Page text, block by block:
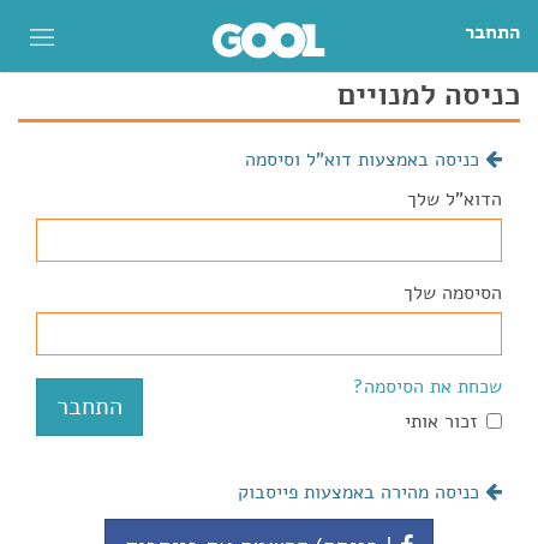
התחבר
כניסה למנויים
כניסה באמצעות דוא"ל וסיסמה
הדוא"ל שלך
הסיסמה שלך
שכחת את הסיסמה?
זכור אותי
כניסה מהירה באמצעות פייסבוק